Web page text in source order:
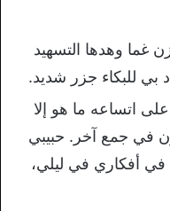
غما وهدها التسهيد
بي للبكاء جزر شديد.
اتساعه ما هو إلا
في جمع آخر. حبيبي
في أفكاري في ليلي،